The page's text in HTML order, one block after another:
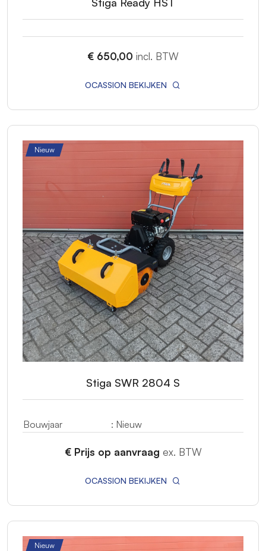
€ 650,00 incl. BTW
OCASSION BEKIJKEN
Nieuw
Stiga SWR 2804 S
Bouwjaar : Nieuw
€ Prijs op aanvraag ex. BTW
OCASSION BEKIJKEN
Nieuw